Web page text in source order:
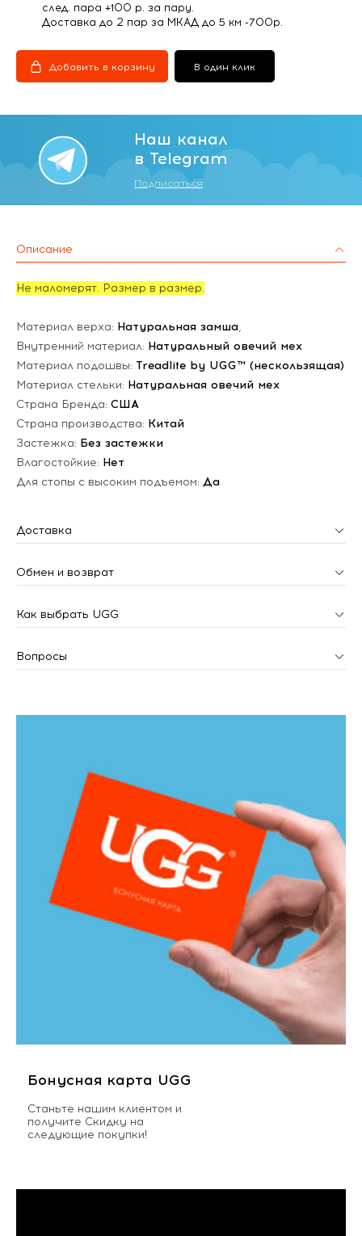
след. пара +100 р. за пару.
Доставка до 2 пар за МКАД до 5 км -700р.
Добавить в корзину В один клик
Наш канал
в Telegram
Подписаться
Описание
Не маломерят. Размер в размер.
Материал верха: Натуральная замша,
Внутренний материал: Натуральный овечий мех
Материал подошвы: Treadlite by UGG™ (нескользящая)
Материал стельки: Натуральная овечий мех
Страна Бренда: США
Страна производства: Китай
Застежка: Без застежки
Влагостойкие: Нет
Для стопы с высоким подъемом: Да
Доставка
Обмен и возврат
Как выбрать UGG
Вопросы
Бонусная карта UGG
Станьте нашим клиентом и
получите Скидку на
следующие покупки!